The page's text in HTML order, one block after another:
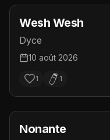
Wesh Wesh
Dyce
10 août 2026
1 1
Nonante